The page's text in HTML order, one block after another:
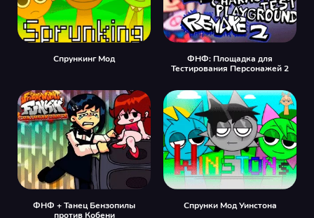
Спрункинг Мод
ФНФ: Площадка для
Тестирования Персонажей 2
ФНФ + Танец Бензопилы
против Кобени
Спрунки Мод Уинстона